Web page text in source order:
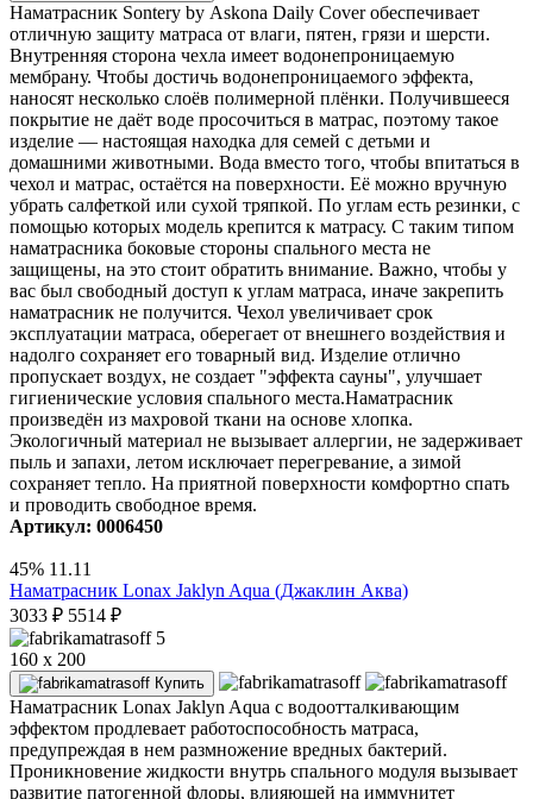
Наматрасник Sontery by Askona Daily Cover обеспечивает
отличную защиту матраса от влаги, пятен, грязи и шерсти.
Внутренняя сторона чехла имеет водонепроницаемую
мембрану. Чтобы достичь водонепроницаемого эффекта,
наносят несколько слоёв полимерной плёнки. Получившееся
покрытие не даёт воде просочиться в матрас, поэтому такое
изделие — настоящая находка для семей с детьми и
домашними животными. Вода вместо того, чтобы впитаться в
чехол и матрас, остаётся на поверхности. Её можно вручную
убрать салфеткой или сухой тряпкой. По углам есть резинки, с
помощью которых модель крепится к матрасу. С таким типом
наматрасника боковые стороны спального места не
защищены, на это стоит обратить внимание. Важно, чтобы у
вас был свободный доступ к углам матраса, иначе закрепить
наматрасник не получится. Чехол увеличивает срок
эксплуатации матраса, оберегает от внешнего воздействия и
надолго сохраняет его товарный вид. Изделие отлично
пропускает воздух, не создает "эффекта сауны", улучшает
гигиенические условия спального места.Наматрасник
произведён из махровой ткани на основе хлопка.
Экологичный материал не вызывает аллергии, не задерживает
пыль и запахи, летом исключает перегревание, а зимой
сохраняет тепло. На приятной поверхности комфортно спать
и проводить свободное время.
Артикул: 0006450
45% 11.11
Наматрасник Lonax Jaklyn Aqua (Джаклин Аква)
3033 ₽ 5514 ₽
5
160 x 200
Купить
Наматрасник Lonax Jaklyn Aqua с водоотталкивающим
эффектом продлевает работоспособность матраса,
предупреждая в нем размножение вредных бактерий.
Проникновение жидкости внутрь спального модуля вызывает
развитие патогенной флоры, влияющей на иммунитет